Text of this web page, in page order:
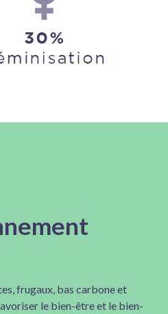
frugaux, bas carbone et
le bien-être et le bien-